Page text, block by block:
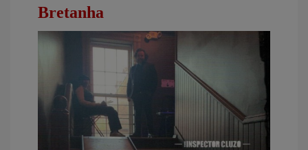
Bretanha